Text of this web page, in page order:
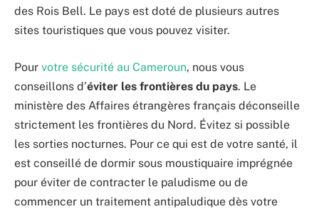
des Rois Bell. Le pays est doté de plusieurs autres
sites touristiques que vous pouvez visiter.
Pour votre sécurité au Cameroun, nous vous
conseillons d’éviter les frontières du pays. Le
ministère des Affaires étrangères français déconseille
strictement les frontières du Nord. Évitez si possible
les sorties nocturnes. Pour ce qui est de votre santé, il
est conseillé de dormir sous moustiquaire imprégnée
pour éviter de contracter le paludisme ou de
commencer un traitement antipaludique dès votre